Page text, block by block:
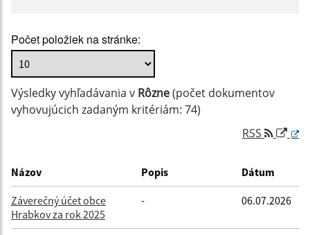
Popis:
Dátum zverejnenia od:
Filtrovať
Počet položiek na stránke:
Výsledky vyhľadávania v Rôzne(počet dokumentov
vyhovujúcich zadaným kritériám: 74)
RSS
Názov Popis Dátum
Záverečný účet obce
Hrabkov za rok 2025
- 06.07.2026